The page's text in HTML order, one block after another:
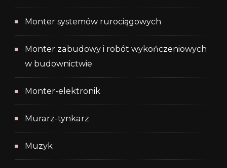
Monter systemów rurociągowych
Monter zabudowy i robót wykończeniowych
w budownictwie
Monter-elektronik
Murarz-tynkarz
Muzyk